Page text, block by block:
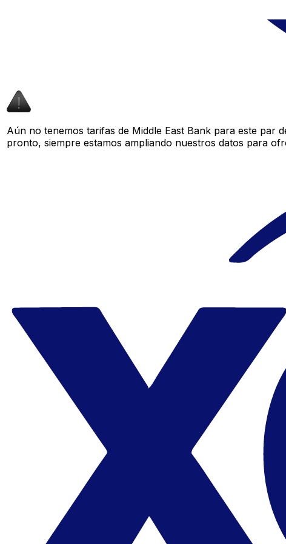
Aún no tenemos tarifas de Middle East Bank para este par
pronto, siempre estamos ampliando nuestros datos para